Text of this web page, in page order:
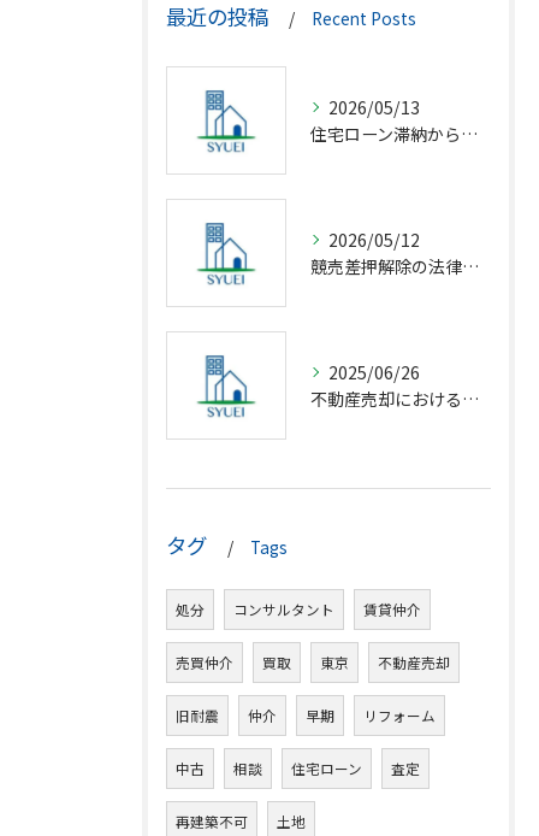
最近の投稿 Recent Posts
2026/05/13
住宅ローン滞納から競売回避の解決策
2026/05/12
競売差押解除の法律相談完全解説
2025/06/26
不動産売却における仲介の基礎知識
タグ Tags
処分 コンサルタント 賃貸仲介
売買仲介 買取 東京 不動産売却
旧耐震 仲介 早期 リフォーム
中古 相談 住宅ローン 査定
再建築不可 土地